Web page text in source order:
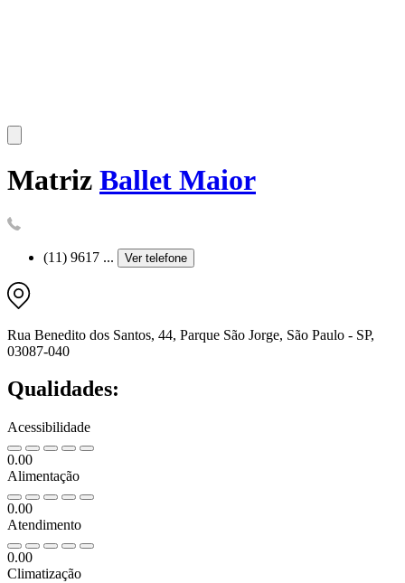
Matriz Ballet Maior
(11) 9617 ... Ver telefone
Rua Benedito dos Santos, 44, Parque São Jorge, São Paulo - SP,
03087-040
Qualidades:
Acessibilidade
0.00
Alimentação
0.00
Atendimento
0.00
Climatização